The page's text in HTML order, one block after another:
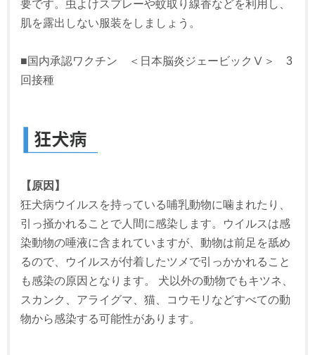
要です。虫よけスプレーや蚊取り線香などを利用し、
肌を露出しない服装をしましょう。
■国内承認ワクチン ＜日本脳炎ジェービックⅤ＞ 3
回接種
【原因】
狂犬病ウイルスを持っている哺乳動物に噛まれたり、
引っ掻かれることで人間に感染します。ウイルスは感
染動物の唾液に含まれていますが、動物は前足を舐め
るので、ウイルスが付着したツメで引っかかれること
も感染の原因となります。 犬以外の動物でもキツネ、
スカンク、アライグマ、猫、コウモリなどすべての動
物から感染する可能性があります。